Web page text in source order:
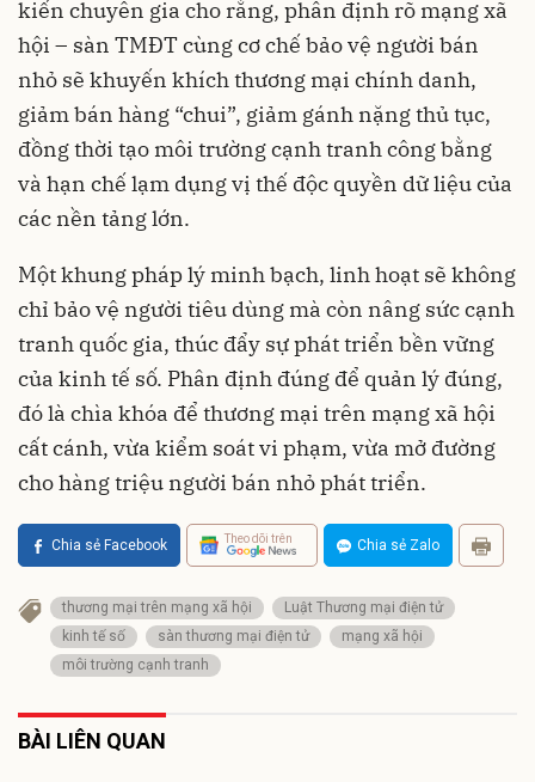
kiến chuyên gia cho rằng, phân định rõ mạng xã
hội – sàn TMĐT cùng cơ chế bảo vệ người bán
nhỏ sẽ khuyến khích thương mại chính danh,
giảm bán hàng “chui”, giảm gánh nặng thủ tục,
đồng thời tạo môi trường cạnh tranh công bằng
và hạn chế lạm dụng vị thế độc quyền dữ liệu của
các nền tảng lớn.
Một khung pháp lý minh bạch, linh hoạt sẽ không
chỉ bảo vệ người tiêu dùng mà còn nâng sức cạnh
tranh quốc gia, thúc đẩy sự phát triển bền vững
của kinh tế số. Phân định đúng để quản lý đúng,
đó là chìa khóa để thương mại trên mạng xã hội
cất cánh, vừa kiểm soát vi phạm, vừa mở đường
cho hàng triệu người bán nhỏ phát triển.
Chia sẻ Facebook Theo dõi trên Chia sẻ Zalo
thương mại trên mạng xã hội
Luật Thương mại điện tử
kinh tế số
sàn thương mại điện tử
mạng xã hội
môi trường cạnh tranh
BÀI LIÊN QUAN